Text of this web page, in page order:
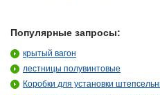
Популярные запросы:
крытый вагон
лестницы полувинтовые
Коробки для установки